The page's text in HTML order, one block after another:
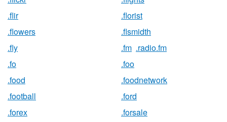
.flir
.florist
.flowers
.flsmidth
.fly
.fm .radio.fm
.fo
.foo
.food
.foodnetwork
.football
.ford
.forex
.forsale